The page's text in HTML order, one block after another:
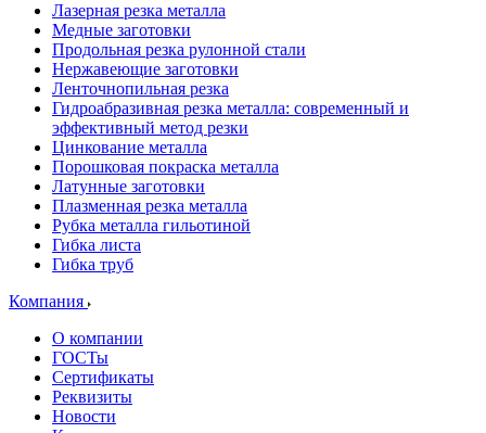
Лазерная резка металла
Медные заготовки
Продольная резка рулонной стали
Нержавеющие заготовки
Ленточнопильная резка
Гидроабразивная резка металла: современный и
эффективный метод резки
Цинкование металла
Порошковая покраска металла
Латунные заготовки
Плазменная резка металла
Рубка металла гильотиной
Гибка листа
Гибка труб
Компания
О компании
ГОСТы
Сертификаты
Реквизиты
Новости